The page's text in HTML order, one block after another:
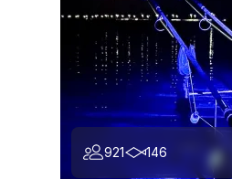
921 146